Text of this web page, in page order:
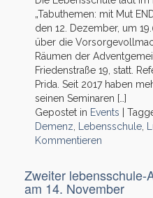
„Tabuthemen: mit Mut
den 12. Dezember, um
über die
Räumen der
Friedenstraße 19, statt.
Prida. Seit 2017 haben
seinen Seminaren […]
Gepostet in Events
Demenz
Lebensschule
Kommentieren
Zweiter lebensschule-
am 14. November